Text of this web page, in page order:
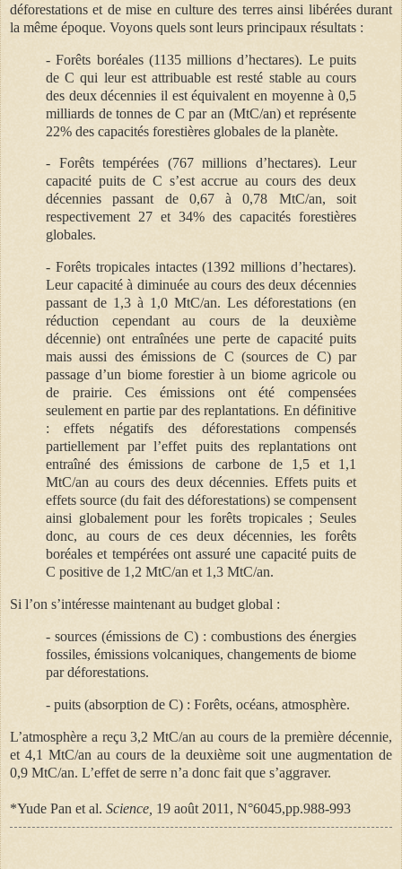
déforestations et de mise en culture des terres ainsi libérées durant
la même époque. Voyons quels sont leurs principaux résultats :
- Forêts boréales (1135 millions d’hectares). Le puits
de C qui leur est attribuable est resté stable au cours
des deux décennies il est équivalent en moyenne à 0,5
milliards de tonnes de C par an (MtC/an) et représente
22% des capacités forestières globales de la planète.
- Forêts tempérées (767 millions d’hectares). Leur
capacité puits de C s’est accrue au cours des deux
décennies passant de 0,67 à 0,78 MtC/an, soit
respectivement 27 et 34% des capacités forestières
globales.
- Forêts tropicales intactes (1392 millions d’hectares).
Leur capacité à diminuée au cours des deux décennies
passant de 1,3 à 1,0 MtC/an. Les déforestations (en
réduction cependant au cours de la deuxième
décennie) ont entraînées une perte de capacité puits
mais aussi des émissions de C (sources de C) par
passage d’un biome forestier à un biome agricole ou
de prairie. Ces émissions ont été compensées
seulement en partie par des replantations. En définitive
: effets négatifs des déforestations compensés
partiellement par l’effet puits des replantations ont
entraîné des émissions de carbone de 1,5 et 1,1
MtC/an au cours des deux décennies. Effets puits et
effets source (du fait des déforestations) se compensent
ainsi globalement pour les forêts tropicales ; Seules
donc, au cours de ces deux décennies, les forêts
boréales et tempérées ont assuré une capacité puits de
C positive de 1,2 MtC/an et 1,3 MtC/an.
Si l’on s’intéresse maintenant au budget global :
- sources (émissions de C) : combustions des énergies
fossiles, émissions volcaniques, changements de biome
par déforestations.
- puits (absorption de C) : Forêts, océans, atmosphère.
L’atmosphère a reçu 3,2 MtC/an au cours de la première décennie,
et 4,1 MtC/an au cours de la deuxième soit une augmentation de
0,9 MtC/an. L’effet de serre n’a donc fait que s’aggraver.
*Yude Pan et al. Science, 19 août 2011, N°6045,pp.988-993